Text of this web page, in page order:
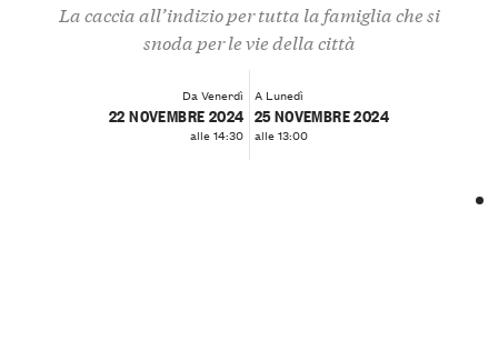
La caccia all’indizio per tutta la famiglia che si
snoda per le vie della città
Da Venerdì
22 NOVEMBRE 2024
alle 14:30
A Lunedì
25 NOVEMBRE 2024
alle 13:00